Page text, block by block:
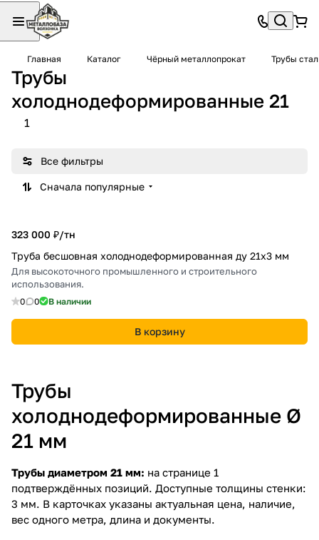
Главная Каталог Чёрный металлопрокат Трубы
Трубы
холоднодеформированные 21
1
Все фильтры
Сначала популярные
323 000 ₽/тн
Труба бесшовная холоднодеформированная ду 21х3 мм
Для высокоточного промышленного и строительного
использования.
0 0 В наличии
В корзину
Трубы
холоднодеформированные Ø
21 мм
Трубы диаметром 21 мм: на странице 1
подтверждённых позиций. Доступные толщины стенки:
3 мм. В карточках указаны актуальная цена, наличие,
вес одного метра, длина и документы.